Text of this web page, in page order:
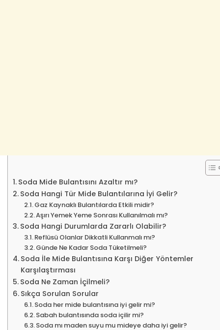
Soda Mide Bulantısını Azaltır mı?
Soda Hangi Tür Mide Bulantılarına İyi Gelir?
Gaz Kaynaklı Bulantılarda Etkili midir?
Aşırı Yemek Yeme Sonrası Kullanılmalı mı?
Soda Hangi Durumlarda Zararlı Olabilir?
Reflüsü Olanlar Dikkatli Kullanmalı mı?
Günde Ne Kadar Soda Tüketilmeli?
Soda İle Mide Bulantısına Karşı Diğer Yöntemler
Karşılaştırması
Soda Ne Zaman İçilmeli?
Sıkça Sorulan Sorular
Soda her mide bulantısına iyi gelir mi?
Sabah bulantısında soda içilir mi?
Soda mı maden suyu mu mideye daha iyi gelir?